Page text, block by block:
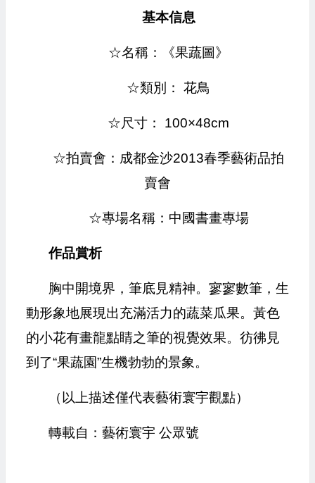
基本信息
☆名稱：《果蔬圖》
☆類別： 花鳥
☆尺寸： 100×48cm
☆拍賣會：成都金沙2013春季藝術品拍
賣會
☆專場名稱：中國書畫專場
作品賞析
胸中開境界，筆底見精神。寥寥數筆，生
動形象地展現出充滿活力的蔬菜瓜果。黃色
的小花有畫龍點睛之筆的視覺效果。彷彿見
到了“果蔬園”生機勃勃的景象。
（以上描述僅代表藝術寰宇觀點）
轉載自：藝術寰宇 公眾號